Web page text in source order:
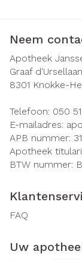
Neem
Apotheek
Graaf
8301 Knokke-
Telefoon: 050
E-mailadres:
APB nummer:
Apotheek
BTW nummer:
FAQ
Uw